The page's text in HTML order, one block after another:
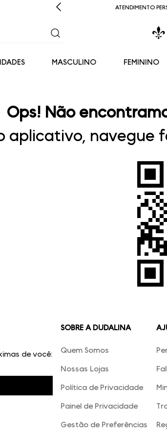
ATENDIMENTO
MASCULINO FEMININO
Ops! Não
aplicativo,
de você:
SOBRE A DUDALINA
Quem Somos
Nossas Lojas
Política de Privacidade
Painel de Privacidade
Gestão de Preferências